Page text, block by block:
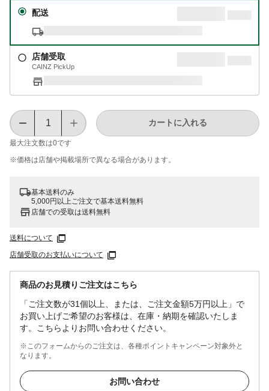
配送
店舗受取
CAINZ PickUp
最大注文数は0です
カートに入れる
※価格は​店舗や​掲載場所で​異なる​場合が​あります。
基本送料のみ
5,000円以上ご注文で基本送料無料
店舗での受取は送料無料
送料について
店舗受取のお支払いについて
商品のお見積りご注文はこちら
「ご注文数が31個以上、または、ご注文金額5万円以上」で
お買い上げご希望のお客様は、在庫・納期を確認いたしま
す。こちらよりお問い合わせください。
※このフォームからのご注文は、各種ポイントキャンペーン対象外と
なります。
お問い合わせ